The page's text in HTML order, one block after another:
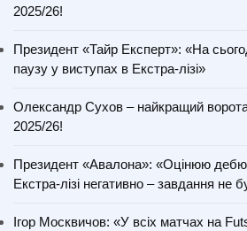
2025/26!
Президент «Тайр Експерт»: «На
паузу у виступах в Екстра-лізі»
Олександр Сухов – найкращий
2025/26!
Президент «Авалона»: «Оцінюю
Екстра-лізі негативно – завдання не
Ігор Москвичов: «У всіх матчах на